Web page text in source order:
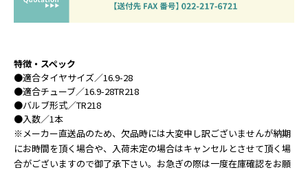
特徴・スペック
●適合タイヤサイズ／16.9-28
●適合チューブ／16.9-28TR218
●バルブ形式／TR218
●入数／1本
※メーカー直送品のため、欠品時には大変申し訳ございませんが納期
にお時間を頂く場合や、入荷未定の場合はキャンセルとさせて頂く場
合がございますので御了承下さい。お急ぎの際は一度在庫確認をお願